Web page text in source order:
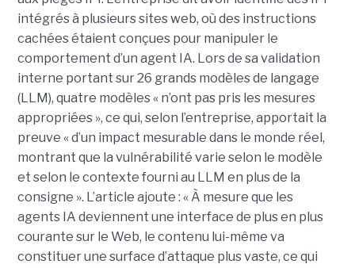
intégrés à plusieurs sites web, où des instructions
cachées étaient conçues pour manipuler le
comportement d’un agent IA. Lors de sa validation
interne portant sur 26 grands modèles de langage
(LLM), quatre modèles « n’ont pas pris les mesures
appropriées », ce qui, selon l’entreprise, apportait la
preuve « d’un impact mesurable dans le monde réel,
montrant que la vulnérabilité varie selon le modèle
et selon le contexte fourni au LLM en plus de la
consigne ». L’article ajoute : « À mesure que les
agents IA deviennent une interface de plus en plus
courante sur le Web, le contenu lui-même va
constituer une surface d’attaque plus vaste, ce qui